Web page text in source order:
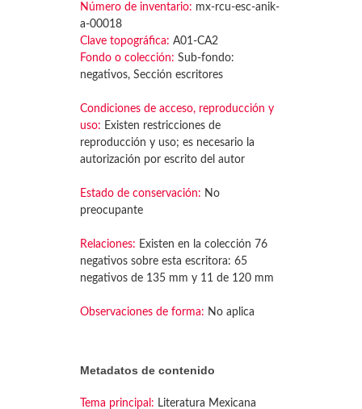
Número de inventario: mx-rcu-esc-anik-
a-00018
Clave topográfica: A01-CA2
Fondo o colección: Sub-fondo:
negativos, Sección escritores
Condiciones de acceso, reproducción y
uso: Existen restricciones de
reproducción y uso; es necesario la
autorización por escrito del autor
Estado de conservación: No
preocupante
Relaciones: Existen en la colección 76
negativos sobre esta escritora: 65
negativos de 135 mm y 11 de 120 mm
Observaciones de forma: No aplica
Metadatos de contenido
Tema principal: Literatura Mexicana